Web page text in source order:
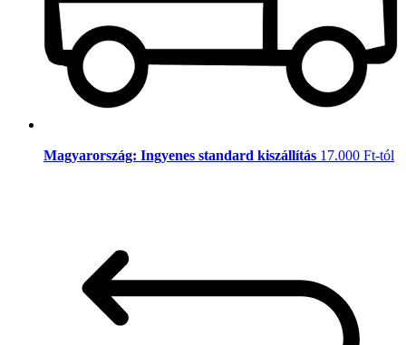
Magyarország: Ingyenes standard kiszállítás 17.000 Ft-tól